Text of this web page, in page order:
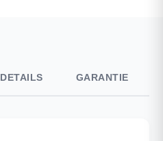
DETAILS GARANTIE